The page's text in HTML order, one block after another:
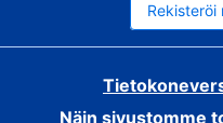
Rekisteröi
Näin sivustomme